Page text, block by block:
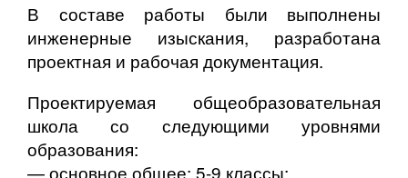
В составе работы были выполнены
инженерные изыскания, разработана
проектная и рабочая документация.
Проектируемая общеобразовательная
школа со следующими уровнями
образования:
— основное общее: 5-9 классы;